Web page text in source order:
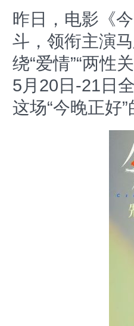
昨日，电影《
斗，领衔主演
绕“爱情”“两性
5月20日-21日
这场“今晚正好”